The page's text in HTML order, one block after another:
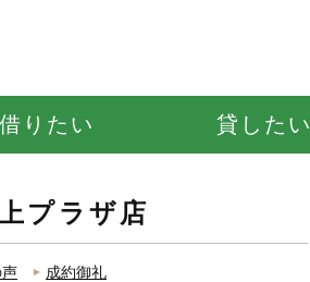
借りたい 貸したい
プラザ店
成約御礼